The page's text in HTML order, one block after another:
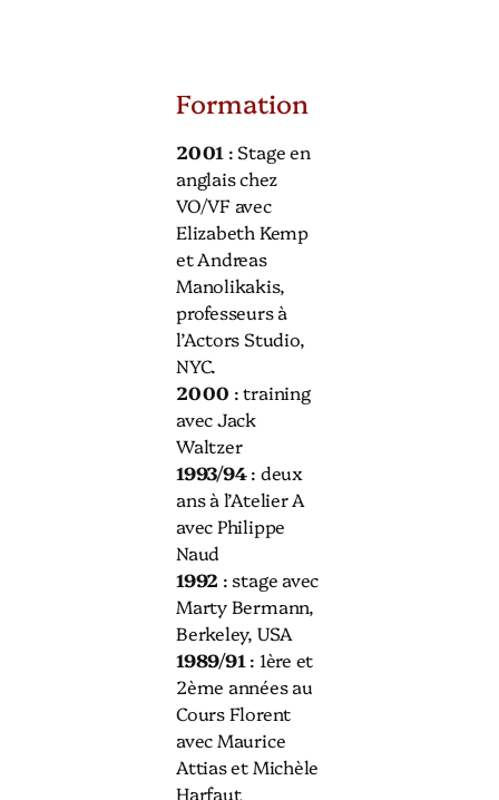
Formation
2001 : Stage en
anglais chez
VO/VF avec
Elizabeth Kemp
et Andreas
Manolikakis,
professeurs à
l’Actors Studio,
NYC.
2000 : training
avec Jack
Waltzer
1993/94: deux
ans à l’Atelier A
avec Philippe
Naud
1992 : stage avec
Marty Bermann,
Berkeley, USA
1989/91 : 1ère et
2ème années au
Cours Florent
avec Maurice
Attias et Michèle
Harfaut